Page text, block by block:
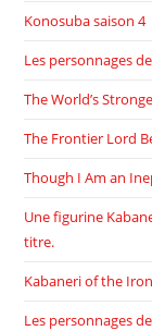
Konosuba saison 4
Les personnages
The World’s
The Frontier Lord
Though I Am an
Une figurine
titre.
Kabaneri of the
Les personnages